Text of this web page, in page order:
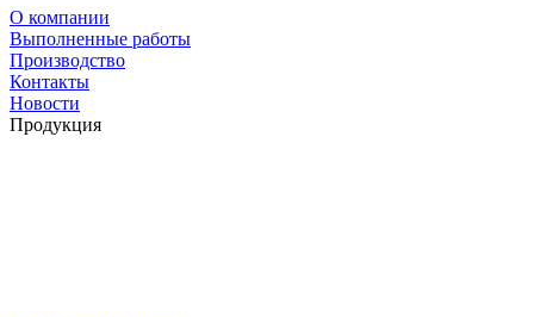
О компании
Выполненные работы
Производство
Контакты
Новости
Продукция